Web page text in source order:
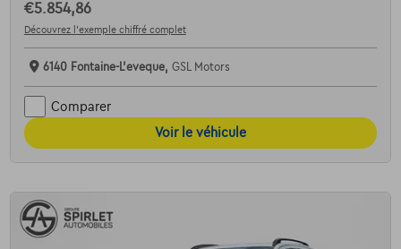
€5.854,86
Découvrez l’exemple chiffré complet
6140 Fontaine-L'eveque, GSL Motors
Comparer
Voir le véhicule